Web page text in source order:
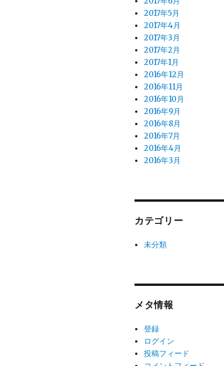
2017年5月
2017年4月
2017年3月
2017年2月
2017年1月
2016年12月
2016年11月
2016年10月
2016年9月
2016年8月
2016年7月
2016年4月
2016年3月
カテゴリー
未分類
メタ情報
登録
ログイン
投稿フィード